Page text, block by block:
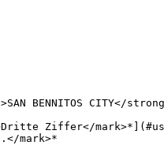
BENNITOS CITY</
Ziffer</
mark>*